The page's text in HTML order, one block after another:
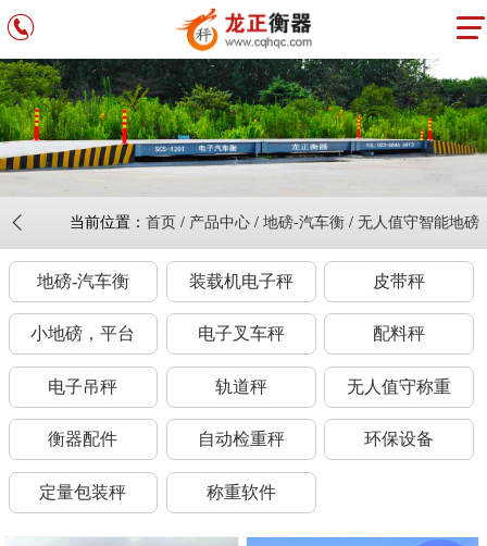
当前位置： 首页 / 产品中心 / 地磅-汽车衡 / 无人值守智能地磅
地磅-汽车衡 装载机电子秤 皮带秤
小地磅，平台 电子叉车秤 配料秤
电子吊秤 轨道秤 无人值守称重
衡器配件 自动检重秤 环保设备
定量包装秤 称重软件